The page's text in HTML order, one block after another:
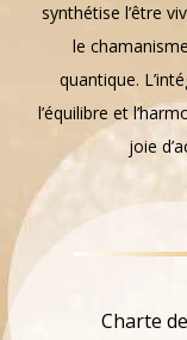
synthétise l’être
le
quantique.
l’équilibre et
joie
Charte